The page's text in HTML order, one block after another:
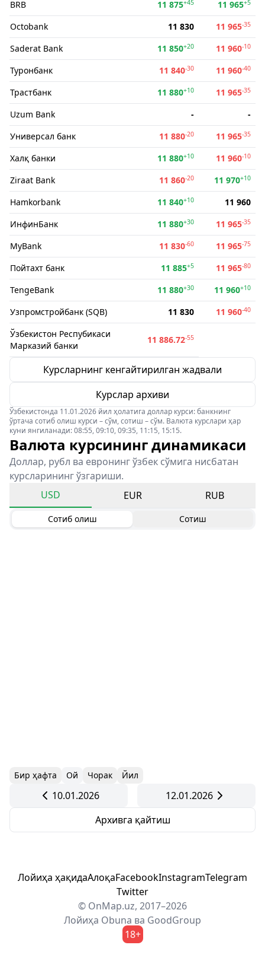
BRB 11 875+45 11 965+5
Octobank 11 830 11 965-35
Saderat Bank 11 850+20 11 960-10
Туронбанк 11 840-30 11 960-40
Трастбанк 11 880+10 11 965-35
Uzum Bank -
-
Универсал банк
11 880-20 11 965-35
Халқ банки 11 880+10 11 960-10
Ziraat Bank 11 860-20 11 970+10
Hamkorbank 11 840+10
11 960
ИнфинБанк
11 880+30 11 965-35
MyBank 11 830-60 11 965-75
Пойтахт банк 11 885+5 11 965-80
TengeBank 11 880+30 11 960+10
Узпромстройбанк (SQB) 11 830 11 960-40
Ўзбекистон Респубикаси
Марказий банки
11 886.72-55
Курсларнинг кенгайтирилган жадвали
Курслар архиви
Ўзбекистонда 11.01.2026 йил ҳолатига доллар курси: банкнинг
ўртача сотиб олиш курси – сўм, сотиш – сўм. Валюта курслари ҳар
куни янгиланади: 08:55, 09:10, 09:35, 11:15, 15:15.
Валюта курсининг динамикаси
Доллар, рубл ва евронинг ўзбек сўмига нисбатан
курсларининг ўзгариши.
USD
EUR RUB
Сотиб олиш Сотиш
Бир ҳафта Ой Чорак Йил
10.01.2026
12.01.2026
Архивга қайтиш
Лойиҳа ҳақидаАлоқаFacebookInstagramTelegram
Twitter
© OnMap.uz, 2017–2026
Лойиҳа Obuna ва GoodGroup
18+